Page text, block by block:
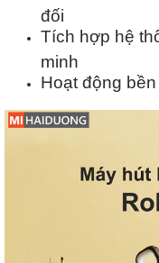
đối
Tích hợp hệ
minh
Hoạt động